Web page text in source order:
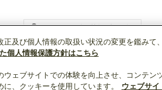
WIN2Kトップ 製品情報
正及び個人情報の取扱い状況の変更を鑑み
個人情報保護方針はこちら
ウェブサイトでの体験を向上させ、コンテ
に、クッキーを使用しています。
ウェブサ